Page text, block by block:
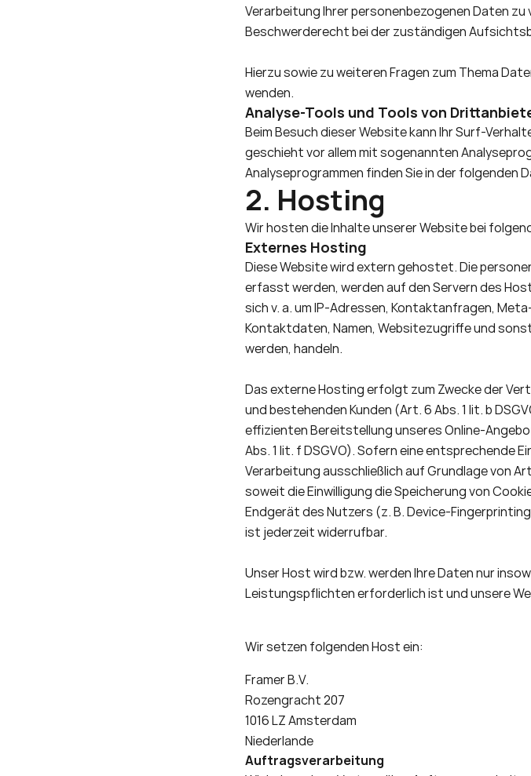
Verarbeitung Ihrer personenbezogenen Daten
Beschwerderecht bei der zuständigen
Hierzu sowie zu weiteren Fragen zum Thema
wenden.
Analyse-Tools und Tools von
Beim Besuch dieser Website kann Ihr Surf-
geschieht vor allem mit sogenannten
Analyseprogrammen finden Sie in der folgenden
2. Hosting
Wir hosten die Inhalte unserer Website bei
Externes Hosting
Diese Website wird extern gehostet. Die
erfasst werden, werden auf den Servern des
sich v. a. um IP-Adressen, Kontaktanfragen,
Kontaktdaten, Namen, Websitezugriffe und
werden, handeln.
Das externe Hosting erfolgt zum Zwecke der
und bestehenden Kunden (Art. 6 Abs. 1 lit. b
effizienten Bereitstellung unseres Online-
Abs. 1 lit. f DSGVO). Sofern eine entsprechende
Verarbeitung ausschließlich auf Grundlage von
soweit die Einwilligung die Speicherung von
Endgerät des Nutzers (z. B. Device-
ist jederzeit widerrufbar.
Unser Host wird bzw. werden Ihre Daten nur
Leistungspflichten erforderlich ist und unsere
Wir setzen folgenden Host ein:
Framer B.V.
Rozengracht 207
1016 LZ Amsterdam
Niederlande
Auftragsverarbeitung